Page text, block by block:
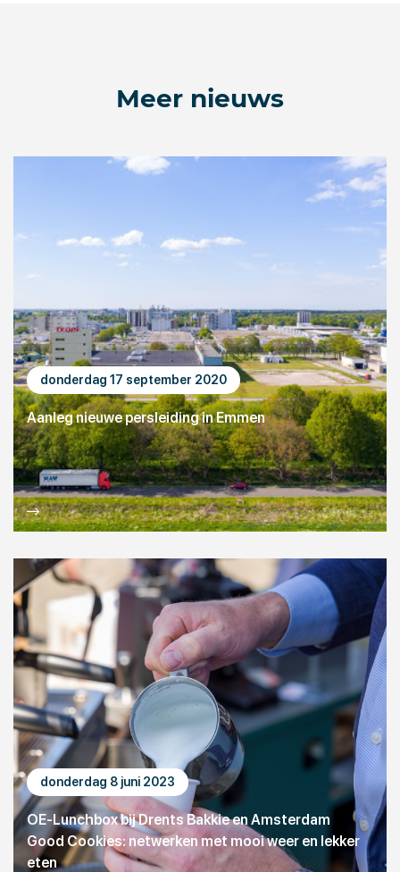
Meer nieuws
donderdag 17 september 2020
Aanleg nieuwe persleiding in Emmen
donderdag 8 juni 2023
OE-Lunchbox bij Drents Bakkie en Amsterdam
Good Cookies: netwerken met mooi weer en lekker
eten